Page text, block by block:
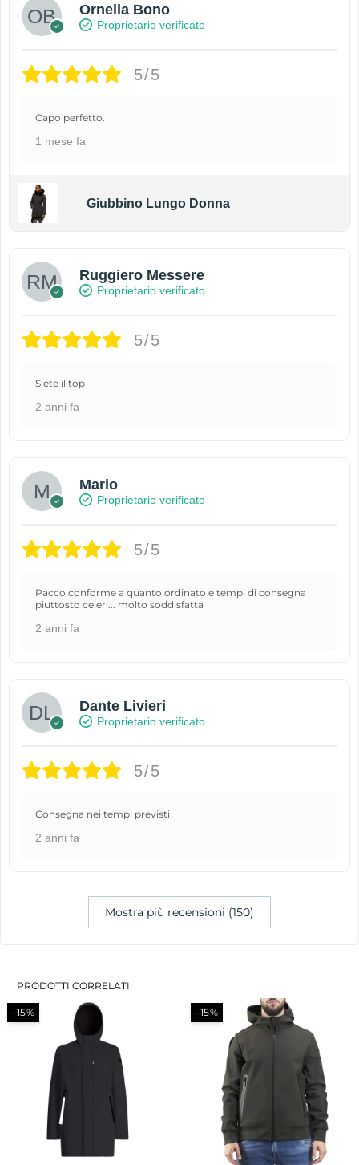
Ornella Bono
Proprietario verificato
5/5
Capo perfetto.
1 mese fa
Giubbino Lungo Donna
Ruggiero Messere
Proprietario verificato
5/5
Siete il top
2 anni fa
Mario
Proprietario verificato
5/5
Pacco conforme a quanto ordinato e tempi di consegna
piuttosto celeri... molto soddisfatta
2 anni fa
Dante Livieri
Proprietario verificato
5/5
Consegna nei tempi previsti
2 anni fa
Mostra più recensioni (150)
PRODOTTI CORRELATI
-15% -15%